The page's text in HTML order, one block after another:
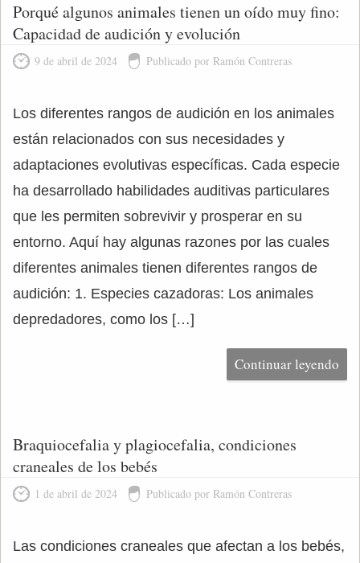
Porqué algunos animales tienen un oído muy fino:
Capacidad de audición y evolución
9 de abril de 2024 Publicado por Ramón Contreras
Los diferentes rangos de audición en los animales
están relacionados con sus necesidades y
adaptaciones evolutivas específicas. Cada especie
ha desarrollado habilidades auditivas particulares
que les permiten sobrevivir y prosperar en su
entorno. Aquí hay algunas razones por las cuales
diferentes animales tienen diferentes rangos de
audición: 1. Especies cazadoras: Los animales
depredadores, como los […]
Continuar leyendo
Braquiocefalia y plagiocefalia, condiciones
craneales de los bebés
1 de abril de 2024 Publicado por Ramón Contreras
Las condiciones craneales que afectan a los bebés,